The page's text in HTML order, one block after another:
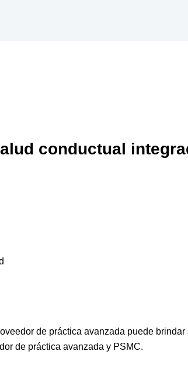
conductual
de práctica avanzada puede
de práctica avanzada y PSMC.